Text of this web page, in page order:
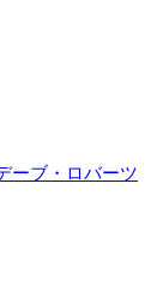
ーブ・ロバーツ